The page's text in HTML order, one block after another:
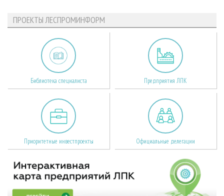
ПРОЕКТЫ ЛЕСПРОМИНФОРМ
Библиотека специалиста Предприятия ЛПК
Приоритетные инвестпроекты Официальные делегации